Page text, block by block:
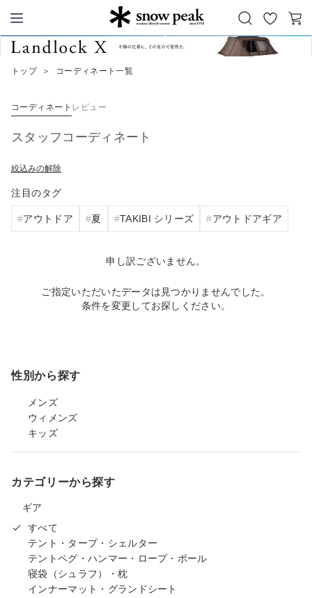
Snow Peak
お
気
カ
トップ ＞ コーディネート一覧
コーディネート レビュー
スタッフコーディネート
絞込みの解除
注目のタグ
アウトドア 夏 TAKIBI シリーズ アウトドアギア
申し訳ございません。
ご指定いただいたデータは見つかりませんでした。
条件を変更してお探しください。
性別から探す
メンズ
ウィメンズ
キッズ
カテゴリーから探す
ギア
すべて
テント・タープ・シェルター
テントペグ・ハンマー・ロープ・ポール
寝袋（シュラフ）・枕
インナーマット・グランドシート